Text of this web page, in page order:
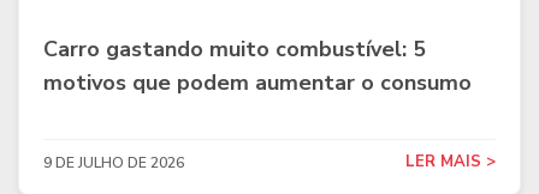
Carro gastando muito combustível: 5
motivos que podem aumentar o consumo
9 DE JULHO DE 2026 LER MAIS >